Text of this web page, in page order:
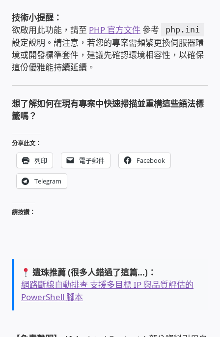
電腦租賃方案
捷元電腦 NUC迷你電腦 伺服器
飛碟 不斷電 UPS / 穩壓器 AVR
遠距教學、在家辦公
數位廣告看板播放器
電腦 工具 軟體 手冊
網路規劃架設
DAS 直連式附加存儲
技術小提醒：
欲啟用此功能，請至 PHP 官方文件 參考 php.ini
設定說明。請注意，若您的專案需頻繁更換伺服器環
境或開發標準套件，建議先確認環境相容性，以確保
這份優雅能持續延續。
想了解如何在現有專案中快速掃描並重構這些語法標
籤嗎？
分享此文：
列印 電子郵件 Facebook
Telegram
請按讚：
遺珠推薦 (很多人錯過了這篇...)：
網路斷線自動排查 支援多目標 IP 與品質評估的
PowerShell 腳本